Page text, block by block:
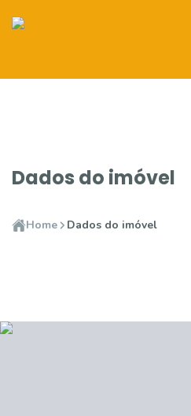
Dados do imóvel
Home Dados do imóvel